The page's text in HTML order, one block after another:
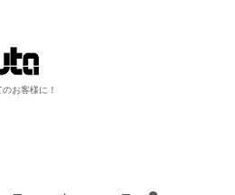
お客様に！